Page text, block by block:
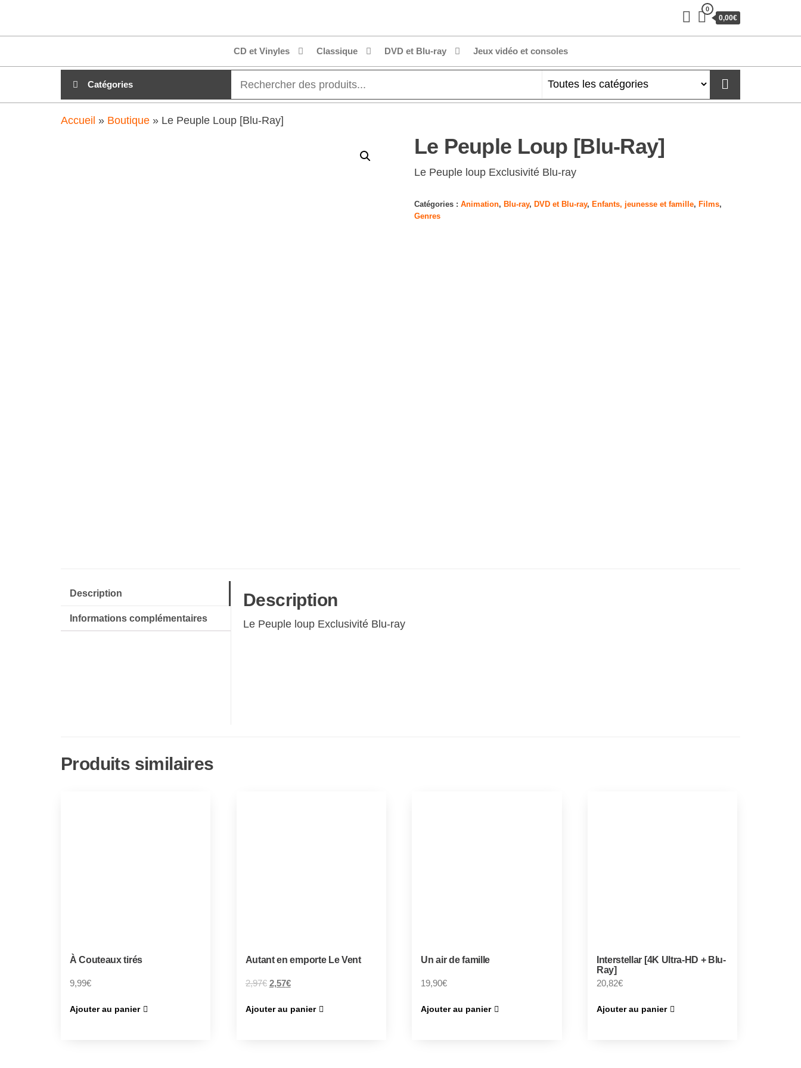
clubdial.fr
0
0,00€
CD et Vinyles Classique DVD et Blu-ray Jeux vidéo et consoles
Catégories
Accueil » Boutique » Le Peuple Loup [Blu-Ray]
Le Peuple Loup [Blu-Ray]
Le Peuple loup Exclusivité Blu-ray
Catégories : Animation, Blu-ray, DVD et Blu-ray, Enfants, jeunesse et famille, Films,
Genres
Description
Informations complémentaires
Description
Le Peuple loup Exclusivité Blu-ray
Produits similaires
À Couteaux tirés
9,99€
Ajouter au panier
Autant en emporte Le Vent
2,97€ 2,57€
Ajouter au panier
Un air de famille
19,90€
Ajouter au panier
Interstellar [4K Ultra-HD + Blu-
Ray]
20,82€
Ajouter au panier